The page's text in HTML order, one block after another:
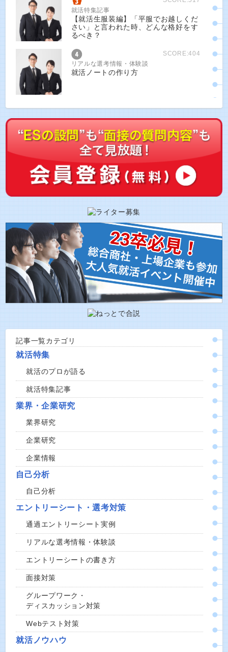
就活特集記事
【就活生服装編】「平服でお越しくだ
さい」と言われた時、どんな格好をす
るべき？
SCORE:404
リアルな選考情報・体験談
就活ノートの作り方
記事一覧カテゴリ
就活特集
就活のプロが語る
就活特集記事
業界・企業研究
業界研究
企業研究
企業情報
自己分析
自己分析
エントリーシート・選考対策
通過エントリーシート実例
リアルな選考情報・体験談
エントリーシートの書き方
面接対策
グループワーク・
ディスカッション対策
Webテスト対策
就活ノウハウ